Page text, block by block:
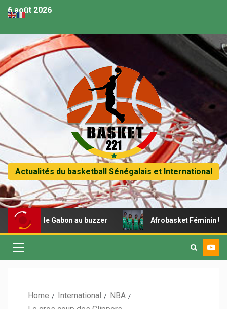
6 août 2026
Actualités du basketball Sénégalais et International
le Gabon au buzzer Afrobasket Féminin U18 –
Home International
NBA